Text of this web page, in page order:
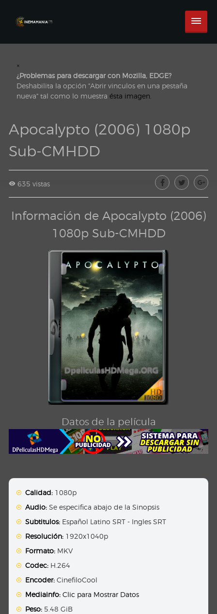
×
¿Problemas para descargar con Mozilla, EDGE?
Deshabilita la opción "Abrir vinculos en una pestaña
nueva" tal como lo muestra ésta imagen.
Apocalypto (2006) 1080p
Sub-CMHDD
635 vistas
Información de Apocalypto (2006)
1080p Sub-CMHDD
Datos de la película
Calidad: 1080p
Audio: Se especifica abajo de la Sinopsis
Subtitulos: Español Latino SRT - Ingles SRT
Resolución: 1920x1040p
Formato: MKV
Codec: H.264
Encoder: CinefiloCool
Mediainfo: Clic para Mostrar Datos
Peso: 5.48 GiB